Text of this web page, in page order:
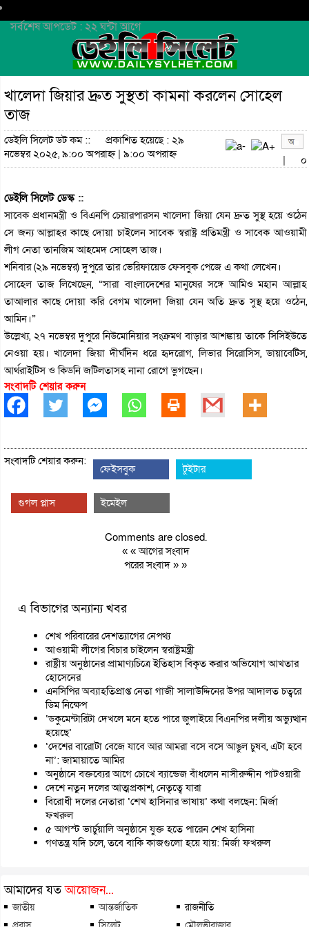
সর্বশেষ আপডেট : ২২ ঘন্টা আগে
খালেদা জিয়ার দ্রুত সুস্থতা কামনা করলেন সোহেল
তাজ
ডেইলি সিলেট ডট কম ::
প্রকাশিত হয়েছে : ২৯
নভেম্বর ২০২৫, ৯:০০ অপরাহ্ন | ৯:০০ অপরাহ্ন
| ০
ডেইলি সিলেট ডেস্ক ::
সাবেক প্রধানমন্ত্রী ও বিএনপি চেয়ারপারসন খালেদা জিয়া যেন দ্রুত সুস্থ হয়ে ওঠেন
সে জন্য আল্লাহর কাছে দোয়া চাইলেন সাবেক স্বরাষ্ট্র প্রতিমন্ত্রী ও সাবেক আওয়ামী
লীগ নেতা তানজিম আহমেদ সোহেল তাজ।
শনিবার (২৯ নভেম্বর) দুপুরে তার ভেরিফায়েড ফেসবুক পেজে এ কথা লেখেন।
সোহেল তাজ লিখেছেন, “সারা বাংলাদেশের মানুষের সঙ্গে আমিও মহান আল্লাহ
তাআলার কাছে দোয়া করি বেগম খালেদা জিয়া যেন অতি দ্রুত সুস্থ হয়ে ওঠেন,
আমিন।”
উল্লেখ্য, ২৭ নভেম্বর দুপুরে নিউমোনিয়ার সংক্রমণ বাড়ার আশঙ্কায় তাকে সিসিইউতে
নেওয়া হয়। খালেদা জিয়া দীর্ঘদিন ধরে হৃদরোগ, লিভার সিরোসিস, ডায়াবেটিস,
আর্থরাইটিস ও কিডনি জটিলতাসহ নানা রোগে ভুগছেন।
সংবাদটি শেয়ার করুন
সংবাদটি শেয়ার করুন:
ফেইসবুক টুইটার
গুগল প্লাস ইমেইল
Comments are closed.
« «আগের সংবাদ
পরের সংবাদ» »
এ বিভাগের অন্যান্য খবর
শেখ পরিবারের দেশত্যাগের নেপথ্য
আওয়ামী লীগের বিচার চাইলেন স্বরাষ্ট্রমন্ত্রী
রাষ্ট্রীয় অনুষ্ঠানের প্রামাণ্যচিত্রে ইতিহাস বিকৃত করার অভিযোগ আখতার
হোসেনের
এনসিপির অব্যাহতিপ্রাপ্ত নেতা গাজী সালাউদ্দিনের উপর আদালত চত্বরে
ডিম নিক্ষেপ
‘ডকুমেন্টারিটা দেখলে মনে হতে পারে জুলাইয়ে বিএনপির দলীয় অভ্যুত্থান
হয়েছে’
‘দেশের বারোটা বেজে যাবে আর আমরা বসে বসে আঙুল চুষব, এটা হবে
না’: জামায়াতে আমির
অনুষ্ঠানে বক্তব্যের আগে চোখে ব্যান্ডেজ বাঁধলেন নাসীরুদ্দীন পাটওয়ারী
দেশে নতুন দলের আত্মপ্রকাশ, নেতৃত্বে যারা
বিরোধী দলের নেতারা ‘শেখ হাসিনার ভাষায়’ কথা বলছেন: মির্জা
ফখরুল
৫ আগস্ট ভার্চুয়ালি অনুষ্ঠানে যুক্ত হতে পারেন শেখ হাসিনা
গণতন্ত্র যদি চলে, তবে বাকি কাজগুলো হয়ে যায়: মির্জা ফখরুল
আমাদের যতআয়োজন...
জাতীয় আন্তর্জাতিক
রাজনীতি
প্রবাস
সিলেট মৌলভীবাজার